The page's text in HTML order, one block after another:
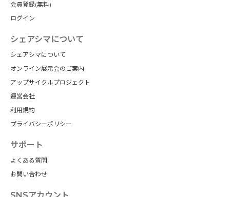
会員登録(無料)
ログイン
シェアシマについて
シェアシマについて
オンライン展示会のご案内
アップサイクルプロジェクト
運営会社
利用規約
プライバシーポリシー
サポート
よくある質問
お問い合わせ